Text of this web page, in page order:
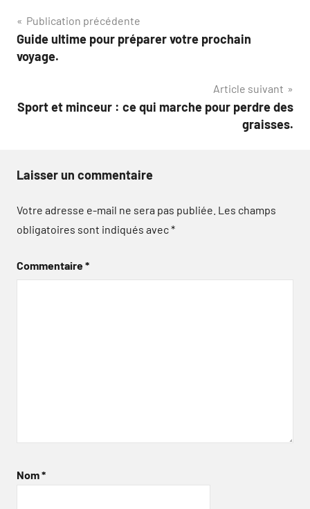
Navigation
de
Publication précédente
Guide ultime pour préparer votre prochain
voyage.
Article suivant
Sport et minceur : ce qui marche pour perdre des
graisses.
Laisser un commentaire
Votre adresse e-mail ne sera pas publiée. Les champs
obligatoires sont indiqués avec*
Commentaire*
Nom*